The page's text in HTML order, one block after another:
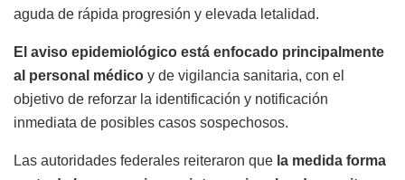
aguda de rápida progresión y elevada letalidad.
El aviso epidemiológico está enfocado principalmente
al personal médico y de vigilancia sanitaria, con el
objetivo de reforzar la identificación y notificación
inmediata de posibles casos sospechosos.
Las autoridades federales reiteraron que la medida forma